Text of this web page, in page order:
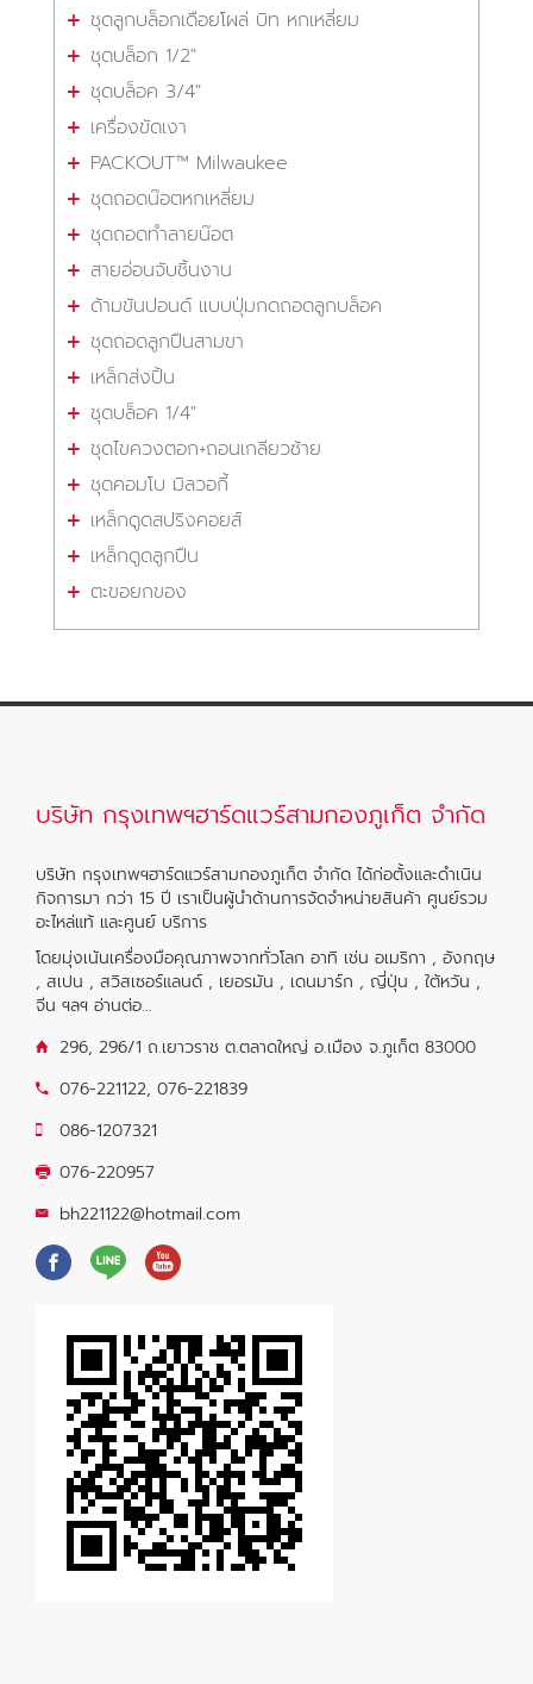
ชุดลูกบล็อกเดือยโผล่ บิท หกเหลี่ยม
ชุดบล็อก 1/2"
ชุดบล็อค 3/4"
เครื่องขัดเงา
PACKOUT™ Milwaukee
ชุดถอดน๊อตหกเหลี่ยม
ชุดถอดทำลายน๊อต
สายอ่อนจับชิ้นงาน
ด้ามขันปอนด์ แบบปุ่มกดถอดลูกบล็อค
ชุดถอดลูกปืนสามขา
เหล็กส่งปิ้น
ชุดบล็อค 1/4"
ชุดไขควงตอก+ถอนเกลียวซ้าย
ชุดคอมโบ มิลวอกี้
เหล็กดูดสปริงคอยส์
เหล็กดูดลูกปืน
ตะขอยกของ
บริษัท กรุงเทพฯฮาร์ดแวร์สามกองภูเก็ต จำกัด
บริษัท กรุงเทพฯฮาร์ดแวร์สามกองภูเก็ต จำกัด ได้ก่อตั้งและดำเนิน
กิจการมา กว่า 15 ปี เราเป็นผู้นำด้านการจัดจำหน่ายสินค้า ศูนย์รวม
อะไหล่แท้ และศูนย์ บริการ
โดยมุ่งเน้นเครื่องมือคุณภาพจากทั่วโลก อาทิ เช่น อเมริกา , อังกฤษ
, สเปน , สวิสเซอร์แลนด์ , เยอรมัน , เดนมาร์ก , ญี่ปุ่น , ใต้หวัน ,
จีน ฯลฯ อ่านต่อ...
296, 296/1 ถ.เยาวราช ต.ตลาดใหญ่ อ.เมือง จ.ภูเก็ต 83000
076-221122, 076-221839
086-1207321
076-220957
bh221122@hotmail.com